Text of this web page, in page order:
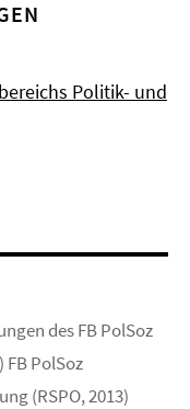
Politik- und
des FB PolSoz
PolSoz
(RSPO, 2013)